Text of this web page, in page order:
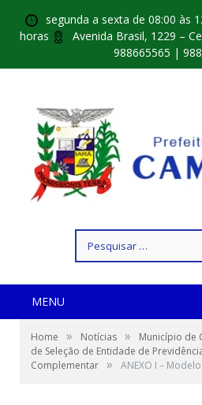
segunda a sexta de 08:00 às
horas
Avenida Brasil, 1229 –
988665565 |
por:
MENU
Home » Notícias »
Município de
de Seleção de Entidade de
Complementar » ANEXO I –